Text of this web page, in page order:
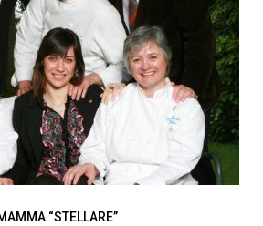
“STELLARE”